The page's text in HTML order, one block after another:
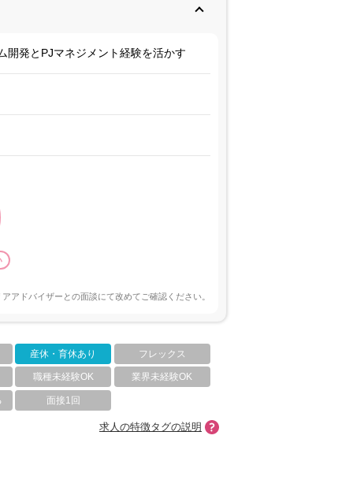
開発とPJマネジメント経験を活かす
アドバイザーとの面談にて改めてご確認ください。
産休・育休あり フレックス
職種未経験OK 業界未経験OK
面接1回
求人の特徴タグの説明